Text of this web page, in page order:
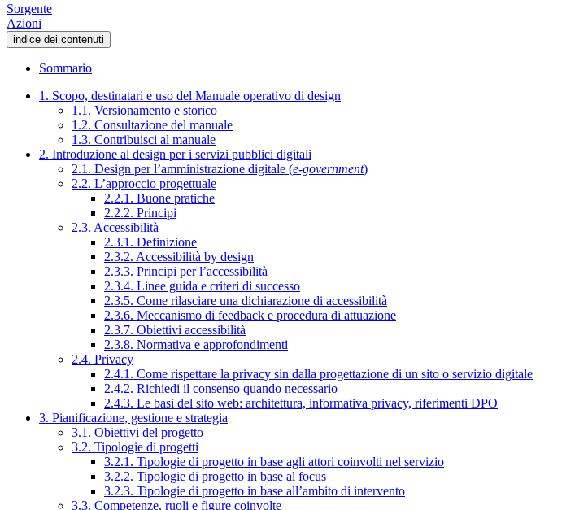
Sorgente
Azioni
indice dei contenuti
Sommario
1. Scopo, destinatari e uso del Manuale operativo di design
1.1. Versionamento e storico
1.2. Consultazione del manuale
1.3. Contribuisci al manuale
2. Introduzione al design per i servizi pubblici digitali
2.1. Design per l’amministrazione digitale (e-government)
2.2. L’approccio progettuale
2.2.1. Buone pratiche
2.2.2. Principi
2.3. Accessibilità
2.3.1. Definizione
2.3.2. Accessibilità by design
2.3.3. Principi per l’accessibilità
2.3.4. Linee guida e criteri di successo
2.3.5. Come rilasciare una dichiarazione di accessibilità
2.3.6. Meccanismo di feedback e procedura di attuazione
2.3.7. Obiettivi accessibilità
2.3.8. Normativa e approfondimenti
2.4. Privacy
2.4.1. Come rispettare la privacy sin dalla progettazione di un sito o servizio digitale
2.4.2. Richiedi il consenso quando necessario
2.4.3. Le basi del sito web: architettura, informativa privacy, riferimenti DPO
3. Pianificazione, gestione e strategia
3.1. Obiettivi del progetto
3.2. Tipologie di progetti
3.2.1. Tipologie di progetto in base agli attori coinvolti nel servizio
3.2.2. Tipologie di progetto in base al focus
3.2.3. Tipologie di progetto in base all’ambito di intervento
3.3. Competenze, ruoli e figure coinvolte